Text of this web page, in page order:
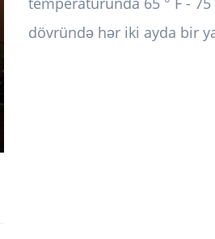
dövründə hər iki ayda bir